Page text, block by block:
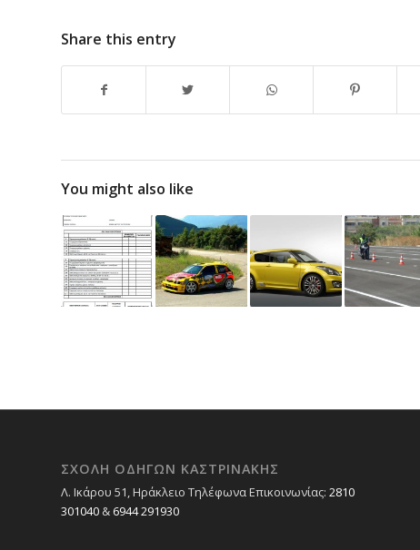
Share this entry
You might also like
ΣΧΟΛΉ ΟΔΗΓΏΝ ΚΑΣΤΡΙΝΆΚΗΣ
Λ. Ικάρου 51, Ηράκλειο Τηλέφωνα Επικοινωνίας: 2810
301040 & 6944 291930